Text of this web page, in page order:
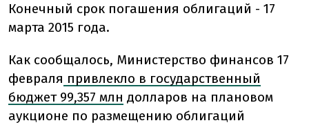
Конечный срок погашения облигаций - 17
марта 2015 года.
Как сообщалось, Министерство финансов 17
февраля привлекло в государственный
бюджет 99,357 млн долларов на плановом
аукционе по размещению облигаций